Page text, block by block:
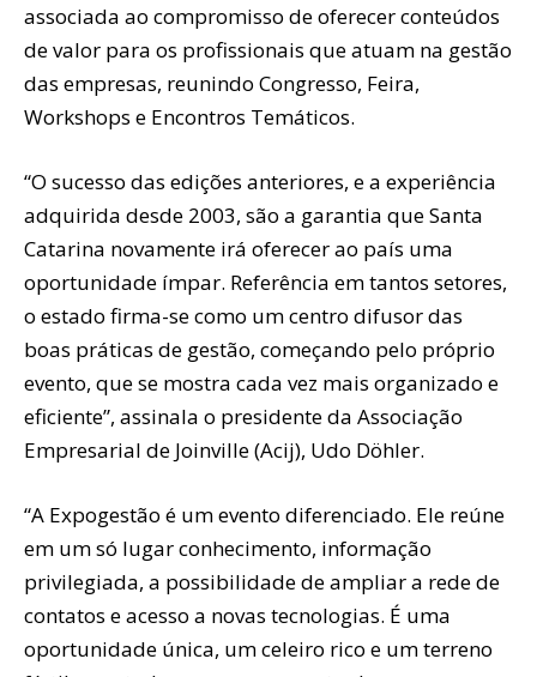
associada ao compromisso de oferecer conteúdos
de valor para os profissionais que atuam na gestão
das empresas, reunindo Congresso, Feira,
Workshops e Encontros Temáticos.
“O sucesso das edições anteriores, e a experiência
adquirida desde 2003, são a garantia que Santa
Catarina novamente irá oferecer ao país uma
oportunidade ímpar. Referência em tantos setores,
o estado firma-se como um centro difusor das
boas práticas de gestão, começando pelo próprio
evento, que se mostra cada vez mais organizado e
eficiente”, assinala o presidente da Associação
Empresarial de Joinville (Acij), Udo Döhler.
“A Expogestão é um evento diferenciado. Ele reúne
em um só lugar conhecimento, informação
privilegiada, a possibilidade de ampliar a rede de
contatos e acesso a novas tecnologias. É uma
oportunidade única, um celeiro rico e um terreno